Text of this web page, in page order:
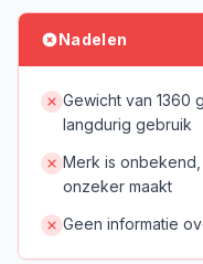
Nadelen
Gewicht van 1360
langdurig gebruik
Merk is
onzeker maakt
Geen informatie